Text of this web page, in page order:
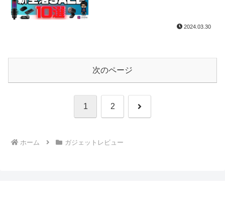
2024.03.30
次のページ
1 2 次
ホーム ガジェットレビュー